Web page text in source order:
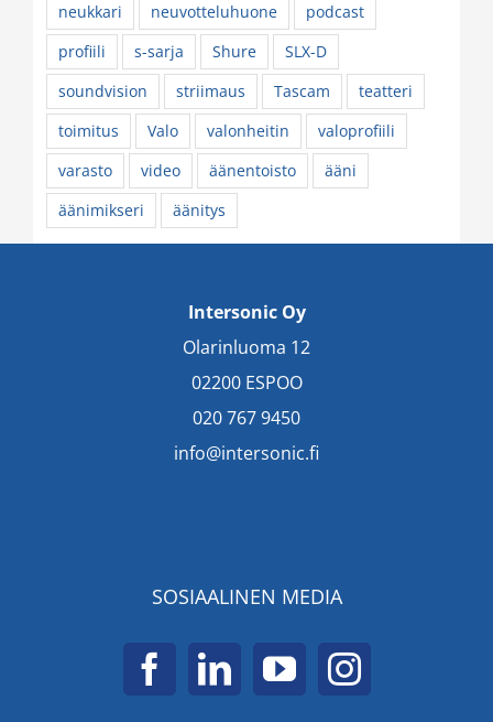
neukkari
neuvotteluhuone
podcast
profiili
s-sarja Shure
SLX-D
soundvision
striimaus Tascam
teatteri
toimitus
Valo valonheitin
valoprofiili
varasto
video äänentoisto
ääni
äänimikseri
äänitys
Intersonic Oy
Olarinluoma 12
02200 ESPOO
020 767 9450
info@intersonic.fi
SOSIAALINEN MEDIA